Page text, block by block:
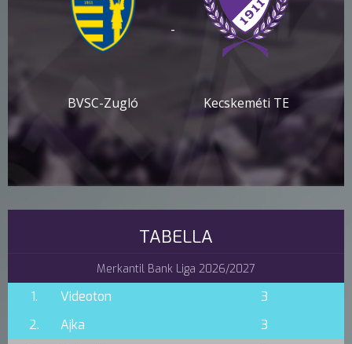
BVSC-Zugló
-
Kecskeméti TE
TABELLA
Merkantil Bank Liga 2026/2027
1. Videoton
3
2.
Ajka
3